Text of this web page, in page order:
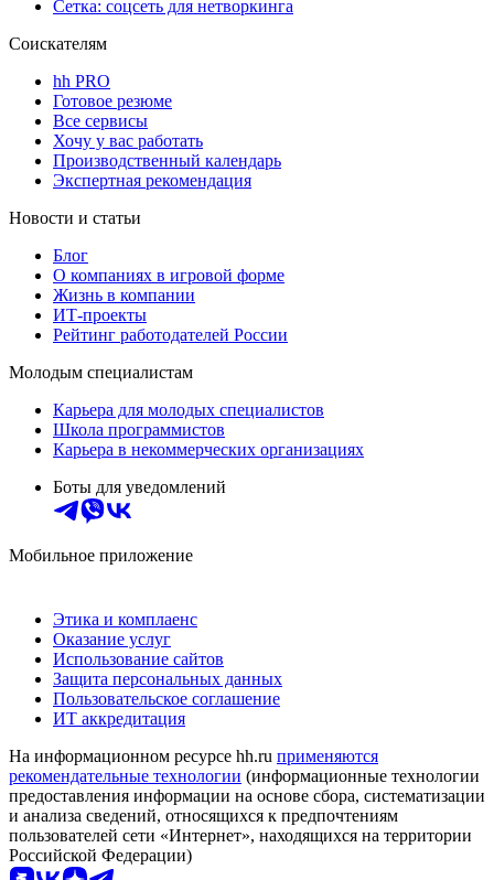
Сетка: соцсеть для нетворкинга
Соискателям
hh PRO
Готовое резюме
Все сервисы
Хочу у вас работать
Производственный календарь
Экспертная рекомендация
Новости и статьи
Блог
О компаниях в игровой форме
Жизнь в компании
ИТ-проекты
Рейтинг работодателей России
Молодым специалистам
Карьера для молодых специалистов
Школа программистов
Карьера в некоммерческих организациях
Боты для уведомлений
Мобильное приложение
Этика и комплаенс
Оказание услуг
Использование сайтов
Защита персональных данных
Пользовательское соглашение
ИТ аккредитация
На информационном ресурсе hh.ru применяются
рекомендательные технологии (информационные технологии
предоставления информации на основе сбора, систематизации
и анализа сведений, относящихся к предпочтениям
пользователей сети «Интернет», находящихся на территории
Российской Федерации)